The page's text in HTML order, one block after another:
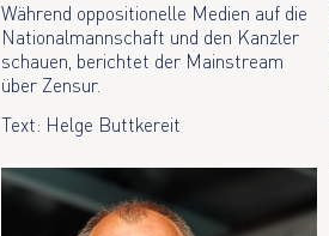
Während oppositionelle Medien auf die
Nationalmannschaft und den Kanzler
schauen, berichtet der Mainstream
über Zensur.
Text: Helge Buttkereit